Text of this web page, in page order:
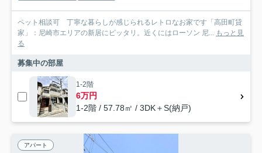
ペット相談可 丁寧な暮らしが感じられるレトロなお家です「高田町貸
家」：尼崎市エリアの新居にピッタリ。近くにはローソン 尼... もっと見
る
募集中の部屋
1-2階
6万円
1-2階 / 57.78㎡ / 3DK＋S(納戸)
アパート